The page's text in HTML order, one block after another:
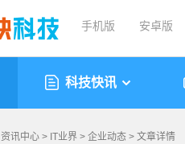
手机版 安卓版
科技快讯
资讯中心 > IT业界 > 企业动态 > 文章详情